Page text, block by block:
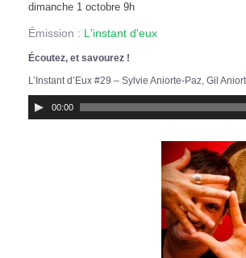
dimanche 1 octobre 9h
Émission : L'instant d'eux
Écoutez, et savourez !
L’Instant d’Eux #29 – Sylvie Aniorte-Paz, Gil
audio00:00